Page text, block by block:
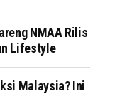
NMAA Rilis
Lifestyle
Malaysia? Ini